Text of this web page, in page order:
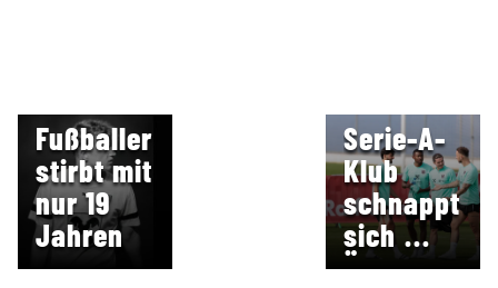
Fußballer
stirbt mit
nur 19
Jahren
Serie-A-
Klub
schnappt
sich
ÖFB-Duo